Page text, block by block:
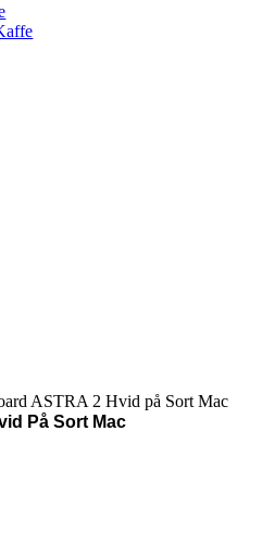
ASTRA 2 Hvid på Sort Mac
På Sort Mac